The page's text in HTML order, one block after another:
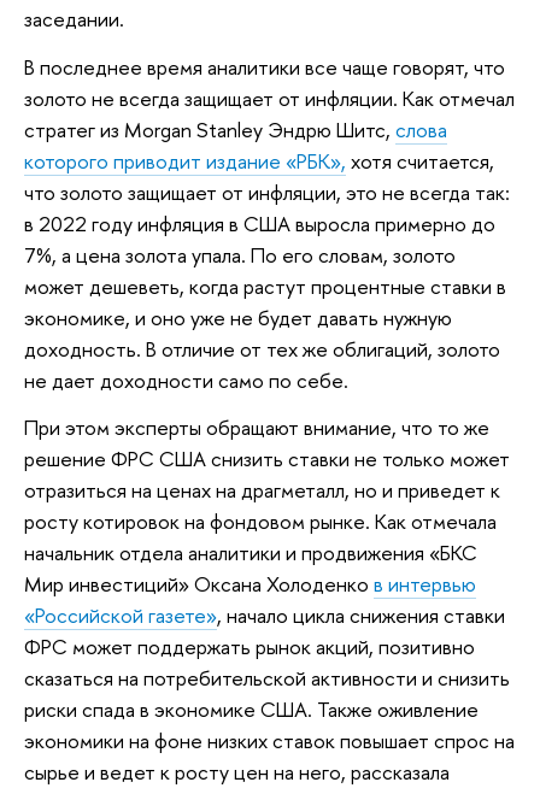
заседании.
В последнее время аналитики все чаще говорят, что
золото не всегда защищает от инфляции. Как отмечал
стратег из Morgan Stanley Эндрю Шитс, слова
которого приводит издание «РБК», хотя считается,
что золото защищает от инфляции, это не всегда так:
в 2022 году инфляция в США выросла примерно до
7%, а цена золота упала. По его словам, золото
может дешеветь, когда растут процентные ставки в
экономике, и оно уже не будет давать нужную
доходность. В отличие от тех же облигаций, золото
не дает доходности само по себе.
При этом эксперты обращают внимание, что то же
решение ФРС США снизить ставки не только может
отразиться на ценах на драгметалл, но и приведет к
росту котировок на фондовом рынке. Как отмечала
начальник отдела аналитики и продвижения «БКС
Мир инвестиций» Оксана Холоденко в интервью
«Российской газете», начало цикла снижения ставки
ФРС может поддержать рынок акций, позитивно
сказаться на потребительской активности и снизить
риски спада в экономике США. Также оживление
экономики на фоне низких ставок повышает спрос на
сырье и ведет к росту цен на него, рассказала